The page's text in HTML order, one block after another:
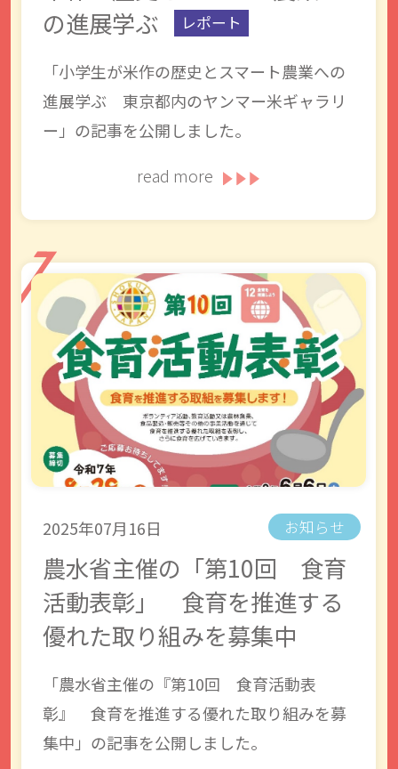
の進展学ぶ
レポート
「小学生が米作の歴史とスマート農業への
進展学ぶ 東京都内のヤンマー米ギャラリ
ー」の記事を公開しました。
read more
2025年07月16日 お知らせ
農水省主催の「第10回 食育
活動表彰」 食育を推進する
優れた取り組みを募集中
「農水省主催の『第10回 食育活動表
彰』 食育を推進する優れた取り組みを募
集中」の記事を公開しました。